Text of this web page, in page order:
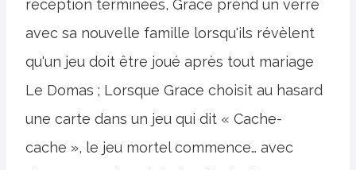
réception terminées, Grace prend un verre
avec sa nouvelle famille lorsqu'ils révèlent
qu'un jeu doit être joué après tout mariage
Le Domas ; Lorsque Grace choisit au hasard
une carte dans un jeu qui dit « Cache-
cache », le jeu mortel commence… avec